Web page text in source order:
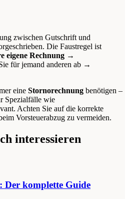
zwischen Gutschrift und
Die Faustregel ist
eigene Rechnung →
für jemand anderen ab →
eine Stornorechnung benötigen –
Spezialfälle wie
Achten Sie auf die korrekte
Vorsteuerabzug zu vermeiden.
interessieren
Der komplette Guide